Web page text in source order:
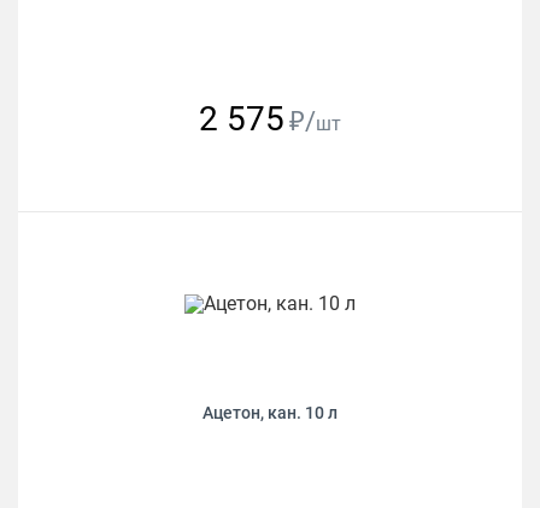
2 575 ₽/шт
Ацетон, кан. 10 л